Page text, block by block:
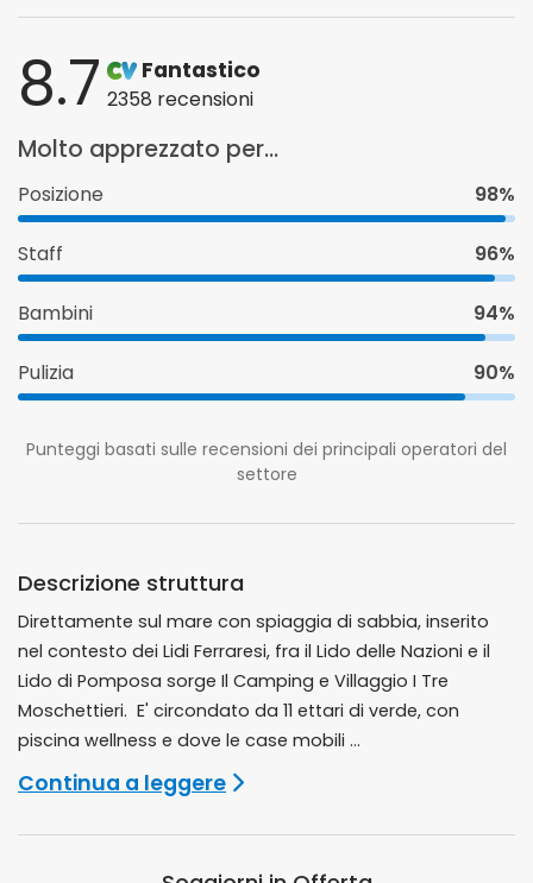
8.7 Fantastico
2358 recensioni
Molto apprezzato per...
Posizione 98%
Staff 96%
Bambini 94%
Pulizia 90%
Punteggi basati sulle recensioni dei principali operatori del
settore
Descrizione struttura
Direttamente sul mare con spiaggia di sabbia, inserito
nel contesto dei Lidi Ferraresi, fra il Lido delle Nazioni e il
Lido di Pomposa sorge Il Camping e Villaggio I Tre
Moschettieri. E' circondato da 11 ettari di verde, con
piscina wellness e dove le case mobili ...
Continua a leggere